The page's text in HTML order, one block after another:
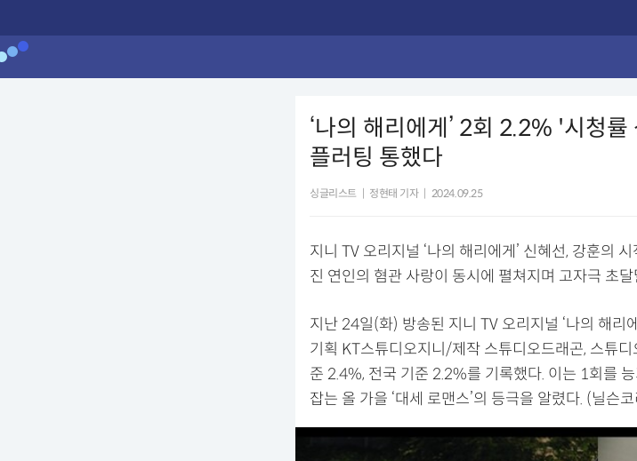
‘나의 해리에게’ 2회 2.2% '시청
플러팅 통했다
싱글리스트 정현태 기자 2024.09.25
지니 TV 오리지널 ‘나의 해리에게’ 신혜선, 강훈의
진 연인의 혐관 사랑이 동시에 펼쳐지며 고자극 초
지난 24일(화) 방송된 지니 TV 오리지널 ‘나의 해리
기획 KT스튜디오지니/제작 스튜디오드래곤, 스튜디
준 2.4%, 전국 기준 2.2%를 기록했다. 이는 1회를
잡는 올 가을 ‘대세 로맨스’의 등극을 알렸다. (닐슨